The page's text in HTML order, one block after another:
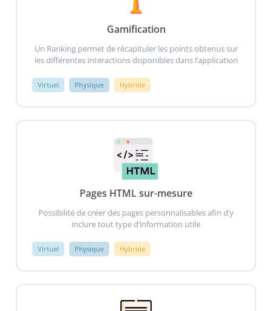
Gamification
Un Ranking permet de récapituler les points obtenus sur
les différentes interactions disponibles dans l’application
Virtuel Physique Hybride
Pages HTML sur-mesure
Possibilité de créer des pages personnalisables afin d’y
inclure tout type d’information utile
Virtuel Physique Hybride